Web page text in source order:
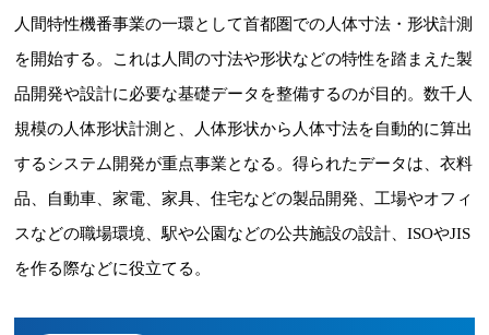
人間特性機番事業の一環として首都圏での人体寸法・形状計測
を開始する。これは人間の寸法や形状などの特性を踏まえた製
品開発や設計に必要な基礎データを整備するのが目的。数千人
規模の人体形状計測と、人体形状から人体寸法を自動的に算出
するシステム開発が重点事業となる。得られたデータは、衣料
品、自動車、家電、家具、住宅などの製品開発、工場やオフィ
スなどの職場環境、駅や公園などの公共施設の設計、ISOやJIS
を作る際などに役立てる。